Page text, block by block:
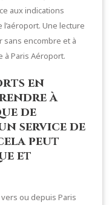
aux indications
Une lecture
sans encombre et à
Paris Aéroport.
en
à
de
service de
peut
et
ou depuis Paris